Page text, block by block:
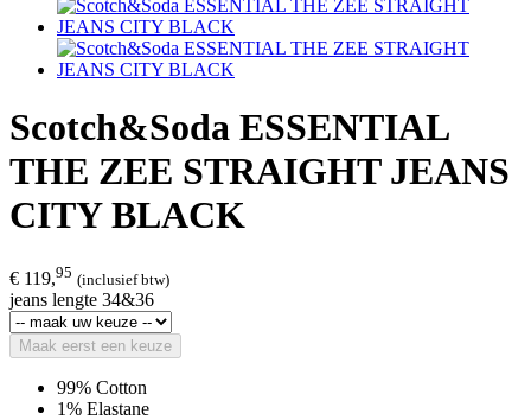
Scotch&Soda ESSENTIAL
THE ZEE STRAIGHT JEANS
CITY BLACK
€ 119,95 (inclusief btw)
jeans lengte 34&36
Maak eerst een keuze
99% Cotton
1% Elastane